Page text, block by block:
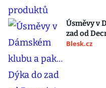
Úsměvy v
zad od
Blesk.cz